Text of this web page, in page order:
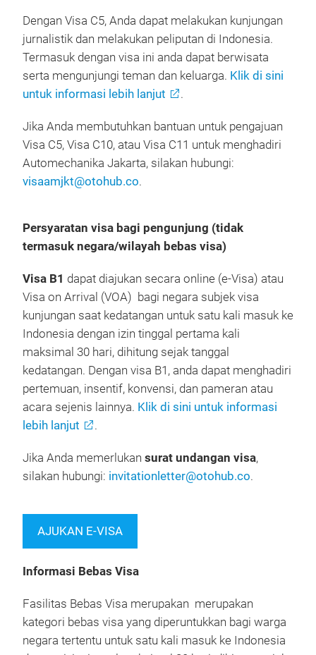
Dengan Visa C5, Anda dapat melakukan kunjungan
jurnalistik dan melakukan peliputan di Indonesia.
Termasuk dengan visa ini anda dapat berwisata
serta mengunjungi teman dan keluarga. Klik di sini
untuk informasi lebih lanjut
.
Jika Anda membutuhkan bantuan untuk pengajuan
Visa C5, Visa C10, atau Visa C11 untuk menghadiri
Automechanika Jakarta, silakan hubungi:
visaamjkt@otohub.co.
Persyaratan visa bagi pengunjung (tidak
termasuk negara/wilayah bebas visa)
Visa B1 dapat diajukan secara online (e-Visa) atau
Visa on Arrival (VOA) bagi negara subjek visa
kunjungan saat kedatangan untuk satu kali masuk ke
Indonesia dengan izin tinggal pertama kali
maksimal 30 hari, dihitung sejak tanggal
kedatangan. Dengan visa B1, anda dapat menghadiri
pertemuan, insentif, konvensi, dan pameran atau
acara sejenis lainnya. Klik di sini untuk informasi
lebih lanjut
.
Jika Anda memerlukan surat undangan visa,
silakan hubungi: invitationletter@otohub.co.
AJUKAN E-VISA
Informasi Bebas Visa
Fasilitas Bebas Visa merupakan merupakan
kategori bebas visa yang diperuntukkan bagi warga
negara tertentu untuk satu kali masuk ke Indonesia